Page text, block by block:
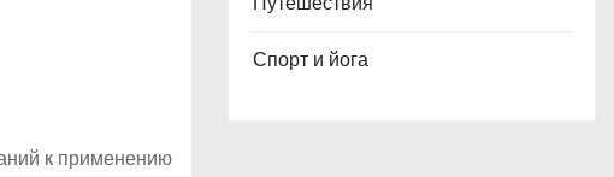
к применению
Спорт и йога